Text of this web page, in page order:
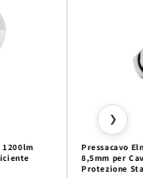
1200lm
Pressacavo
8,5mm per
Protezione
❯